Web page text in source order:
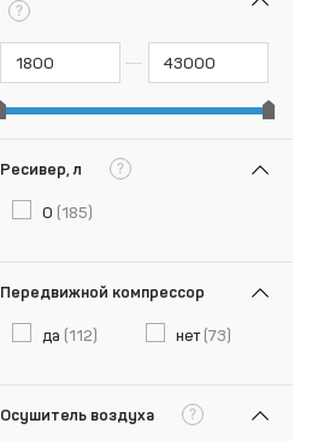
?
Ресивер, л ?
0 (185)
Передвижной компрессор
да (112) нет (73)
Осушитель воздуха ?